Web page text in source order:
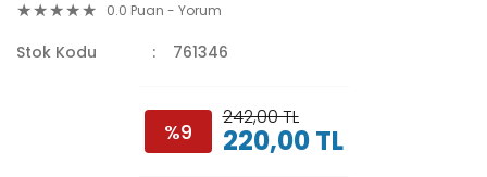
0.0 Puan - Yorum
Stok Kodu 761346
%9
242,00 TL
220,00 TL